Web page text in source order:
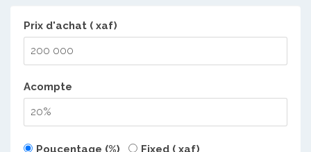
Prix d'achat ( xaf)
Acompte
Poucentage (%) Fixed ( xaf)